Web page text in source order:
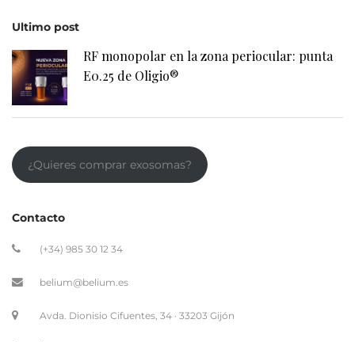
Ultimo post
RF monopolar en la zona periocular: punta
E0.25 de Oligio®
¿Quieres comprar exosomas?
Contacto
(+34) 985 30 12 34
belium@belium.es
Avda. Dionisio Cifuentes, 34 · 33203 Gijón